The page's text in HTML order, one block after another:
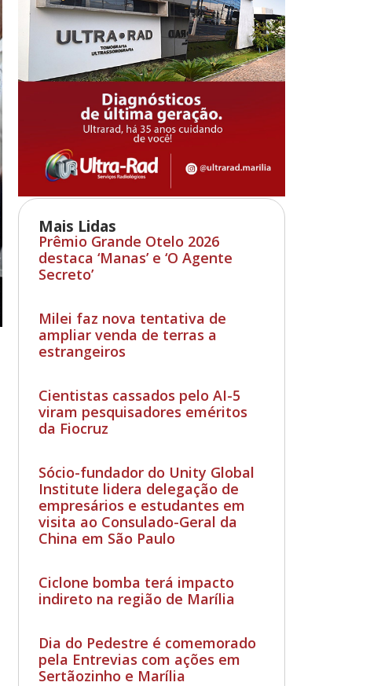
Mais Lidas
Prêmio Grande Otelo 2026
destaca ‘Manas’ e ‘O Agente
Secreto’
Milei faz nova tentativa de
ampliar venda de terras a
estrangeiros
Cientistas cassados pelo AI-5
viram pesquisadores eméritos
da Fiocruz
Sócio-fundador do Unity Global
Institute lidera delegação de
empresários e estudantes em
visita ao Consulado-Geral da
China em São Paulo
Ciclone bomba terá impacto
indireto na região de Marília
Dia do Pedestre é comemorado
pela Entrevias com ações em
Sertãozinho e Marília